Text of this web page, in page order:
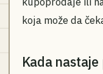
koja može da
Kada